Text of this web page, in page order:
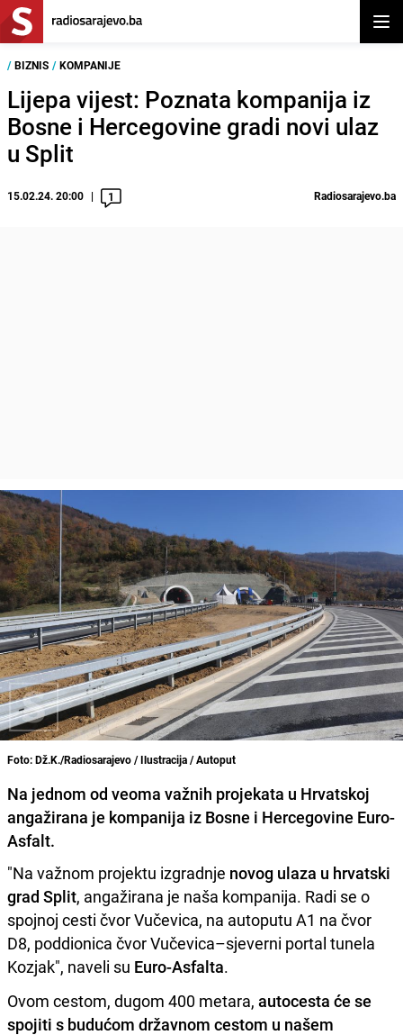
/ BIZNIS / KOMPANIJE
Lijepa vijest: Poznata kompanija iz
Bosne i Hercegovine gradi novi ulaz
u Split
15.02.24. 20:00 1 Radiosarajevo.ba
Foto: Dž.K./Radiosarajevo / Ilustracija / Autoput
Na jednom od veoma važnih projekata u Hrvatskoj
angažirana je kompanija iz Bosne i Hercegovine Euro-
Asfalt.
"Na važnom projektu izgradnje novog ulaza u hrvatski
grad Split, angažirana je naša kompanija. Radi se o
spojnoj cesti čvor Vučevica, na autoputu A1 na čvor
D8, poddionica čvor Vučevica–sjeverni portal tunela
Kozjak", naveli su Euro-Asfalta.
Ovom cestom, dugom 400 metara, autocesta će se
spojiti s budućom državnom cestom u našem